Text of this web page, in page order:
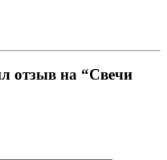
отзыв на “Свечи